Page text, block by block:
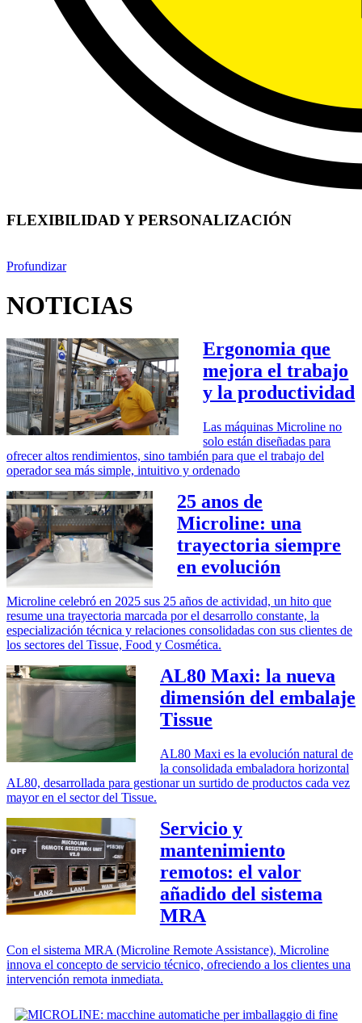
FLEXIBILIDAD Y PERSONALIZACIÓN
Profundizar
NOTICIAS
Ergonomia que
mejora el trabajo
y la productividad
Las máquinas Microline no
solo están diseñadas para
ofrecer altos rendimientos, sino también para que el trabajo del
operador sea más simple, intuitivo y ordenado
25 anos de
Microline: una
trayectoria siempre
en evolución
Microline celebró en 2025 sus 25 años de actividad, un hito que
resume una trayectoria marcada por el desarrollo constante, la
especialización técnica y relaciones consolidadas con sus clientes de
los sectores del Tissue, Food y Cosmética.
AL80 Maxi: la nueva
dimensión del embalaje
Tissue
AL80 Maxi es la evolución natural de
la consolidada embaladora horizontal
AL80, desarrollada para gestionar un surtido de productos cada vez
mayor en el sector del Tissue.
Servicio y
mantenimiento
remotos: el valor
añadido del sistema
MRA
Con el sistema MRA (Microline Remote Assistance), Microline
innova el concepto de servicio técnico, ofreciendo a los clientes una
intervención remota inmediata.